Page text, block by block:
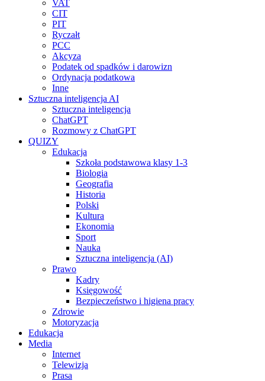
VAT
CIT
PIT
Ryczałt
PCC
Akcyza
Podatek od spadków i darowizn
Ordynacja podatkowa
Inne
Sztuczna inteligencja AI
Sztuczna inteligencja
ChatGPT
Rozmowy z ChatGPT
QUIZY
Edukacja
Szkoła podstawowa klasy 1-3
Biologia
Geografia
Historia
Polski
Kultura
Ekonomia
Sport
Nauka
Sztuczna inteligencja (AI)
Prawo
Kadry
Księgowość
Bezpieczeństwo i higiena pracy
Zdrowie
Motoryzacja
Edukacja
Media
Internet
Telewizja
Prasa